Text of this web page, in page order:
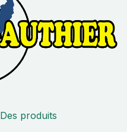
Des produits